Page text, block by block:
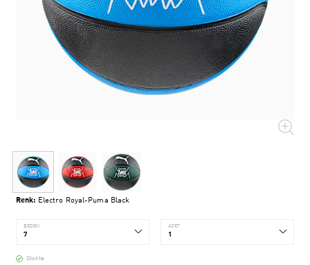
Renk: Electro Royal-Puma Black
BEDEN ADET
Stokta